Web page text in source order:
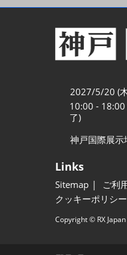
2027/5/20 (
10:00 -
了)
神戸国際展示
Links
Sitemap ご利
クッキーポリシー
Copyright © RX Japan